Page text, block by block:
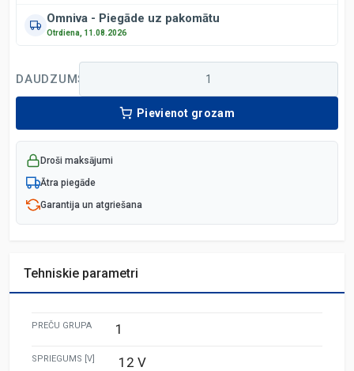
Omniva - Piegāde uz pakomātu
Otrdiena, 11.08.2026
DAUDZUMS
Pievienot grozam
Droši maksājumi
Ātra piegāde
Garantija un atgriešana
Tehniskie parametri
PREČU GRUPA 1
SPRIEGUMS [V] 12 V